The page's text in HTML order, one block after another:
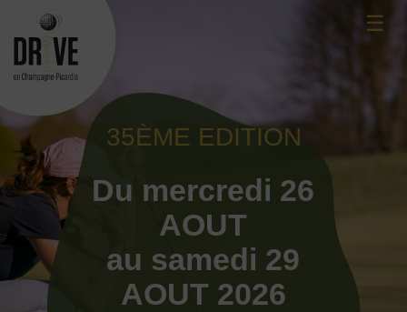
content
☰
35ÈME EDITION
Du mercredi 26
AOUT
au samedi 29
AOUT 2026